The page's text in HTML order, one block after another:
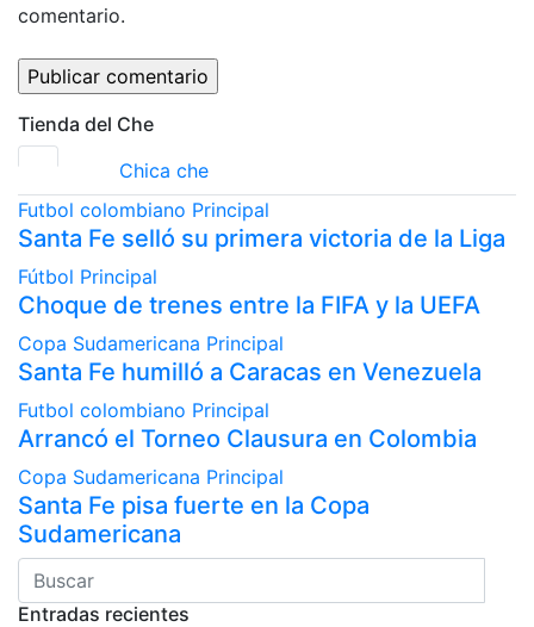
comentario.
Tienda del Che
Chica che
Futbol colombiano Principal
Santa Fe selló su primera victoria de la Liga
Fútbol Principal
Choque de trenes entre la FIFA y la UEFA
Copa Sudamericana Principal
Santa Fe humilló a Caracas en Venezuela
Futbol colombiano Principal
Arrancó el Torneo Clausura en Colombia
Copa Sudamericana Principal
Santa Fe pisa fuerte en la Copa
Sudamericana
Entradas recientes